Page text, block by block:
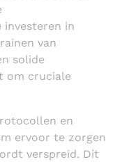
in
van
solide
om cruciale
en
ervoor te zorgen
verspreid. Dit